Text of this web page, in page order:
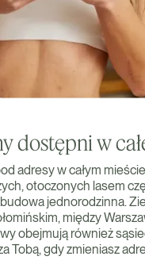
dostępni w
adresy w całym
otoczonych lasem
jednorodzinna.
między
obejmują również
Tobą, gdy zmieniasz